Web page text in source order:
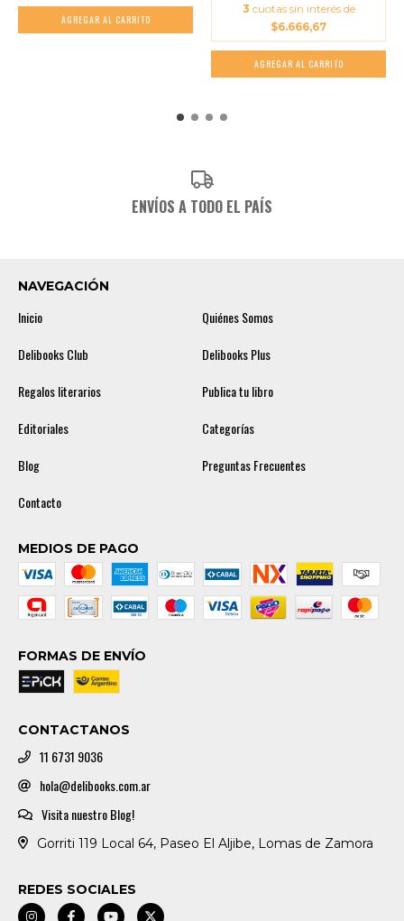
3 cuotas sin interés de
$6.666,67
ENVÍOS A TODO EL PAÍS
NAVEGACIÓN
Inicio
Quiénes Somos
Delibooks Club
Delibooks Plus
Regalos literarios
Publica tu libro
Editoriales
Categorías
Blog
Preguntas Frecuentes
Contacto
MEDIOS DE PAGO
FORMAS DE ENVÍO
CONTACTANOS
11 6731 9036
hola@delibooks.com.ar
Visita nuestro Blog!
Gorriti 119 Local 64, Paseo El Aljibe, Lomas de Zamora
REDES SOCIALES